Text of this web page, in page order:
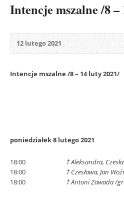
Intencje mszalne /8 –
12 lutego 2021
Intencje mszalne /8 – 14 luty 2021/
poniedziałek 8 lutego 2021
18:00
† Aleksandra,
18:00
† Czesława, Jan
18:00
† Antoni Zawada /